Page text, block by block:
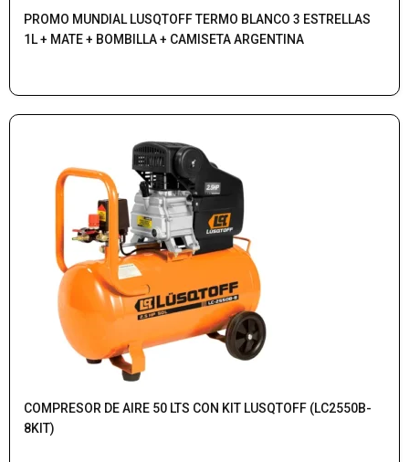
PROMO MUNDIAL LUSQTOFF TERMO BLANCO 3 ESTRELLAS
1L + MATE + BOMBILLA + CAMISETA ARGENTINA
COMPRESOR DE AIRE 50 LTS CON KIT LUSQTOFF (LC2550B-
8KIT)